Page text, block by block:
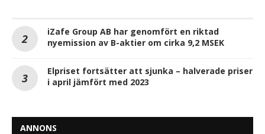
iZafe Group AB har genomfört en riktad
nyemission av B-aktier om cirka 9,2 MSEK
Elpriset fortsätter att sjunka – halverade priser
i april jämfört med 2023
ANNONS